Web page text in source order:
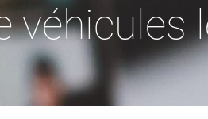
véhicules